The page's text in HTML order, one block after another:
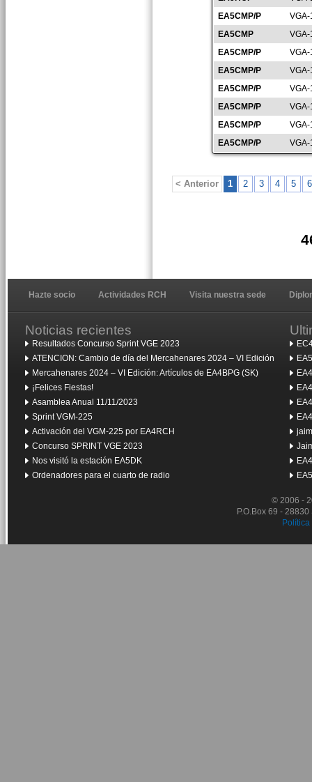
EA5CMP/P
EA5CMP
EA5CMP/P
EA5CMP/P
EA5CMP/P
EA5CMP/P
EA5CMP/P
EA5CMP/P
< Anterior 1 2 3 4 5 6
Hazte socio Actividades RCH Visita nuestra sede
Noticias recientes
Resultados Concurso Sprint VGE 2023
ATENCION: Cambio de día del Mercahenares 2024 – VI Edición
Mercahenares 2024 – VI Edición: Artículos de EA4BPG (SK)
¡Felices Fiestas!
Asamblea Anual 11/11/2023
Sprint VGM-225
Activación del VGM-225 por EA4RCH
Concurso SPRINT VGE 2023
Nos visitó la estación EA5DK
Ordenadores para el cuarto de radio
© 2006 -
P.O.Box 69 -